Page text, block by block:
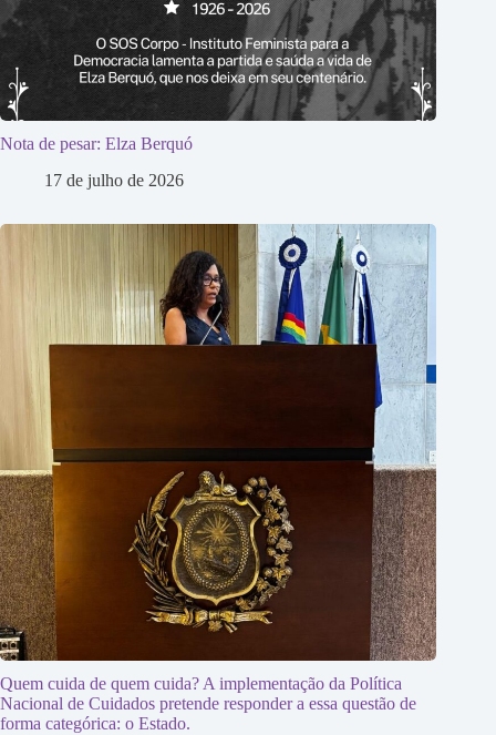
Nota de pesar: Elza Berquó
17 de julho de 2026
Quem cuida de quem cuida? A implementação da Política
Nacional de Cuidados pretende responder a essa questão de
forma categórica: o Estado.